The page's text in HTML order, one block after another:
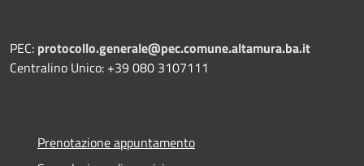
PEC: protocollo.generale@pec.comune.altamura.ba.it
Centralino Unico: +39 080 3107111
Prenotazione appuntamento